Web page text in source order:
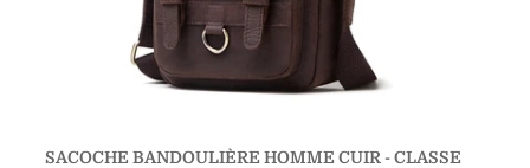
SACOCHE BANDOULIÈRE HOMME CUIR - CLASSE